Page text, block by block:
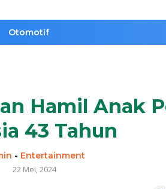
Otomotif
Hamil Anak
43 Tahun
- Entertainment
22 Mei, 2024